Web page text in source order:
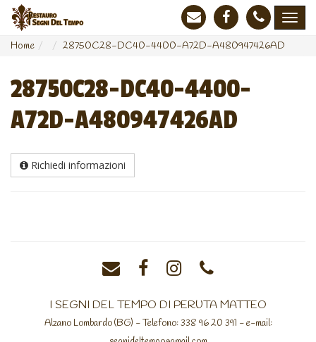
Home 28750C28-DC40-4400-A72D-A480947426AD
28750C28-DC40-4400-
A72D-A480947426AD
Richiedi informazioni
I SEGNI DEL TEMPO DI PERUTA MATTEO
Alzano Lombardo (BG) - Telefono: 338 96 20 391 - e-mail: